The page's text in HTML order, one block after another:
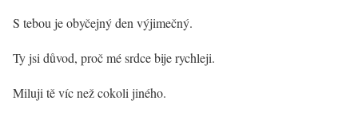
S tebou je obyčejný den výjimečný.
Ty jsi důvod, proč mé srdce bije rychleji.
Miluji tě víc než cokoli jiného.